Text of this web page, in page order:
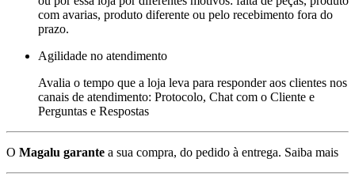
com avarias, produto diferente ou pelo recebimento fora do
prazo.
Agilidade no atendimento
Avalia o tempo que a loja leva para responder aos clientes nos
canais de atendimento: Protocolo, Chat com o Cliente e
Perguntas e Respostas
O Magalu garante a sua compra, do pedido à entrega. Saiba mais